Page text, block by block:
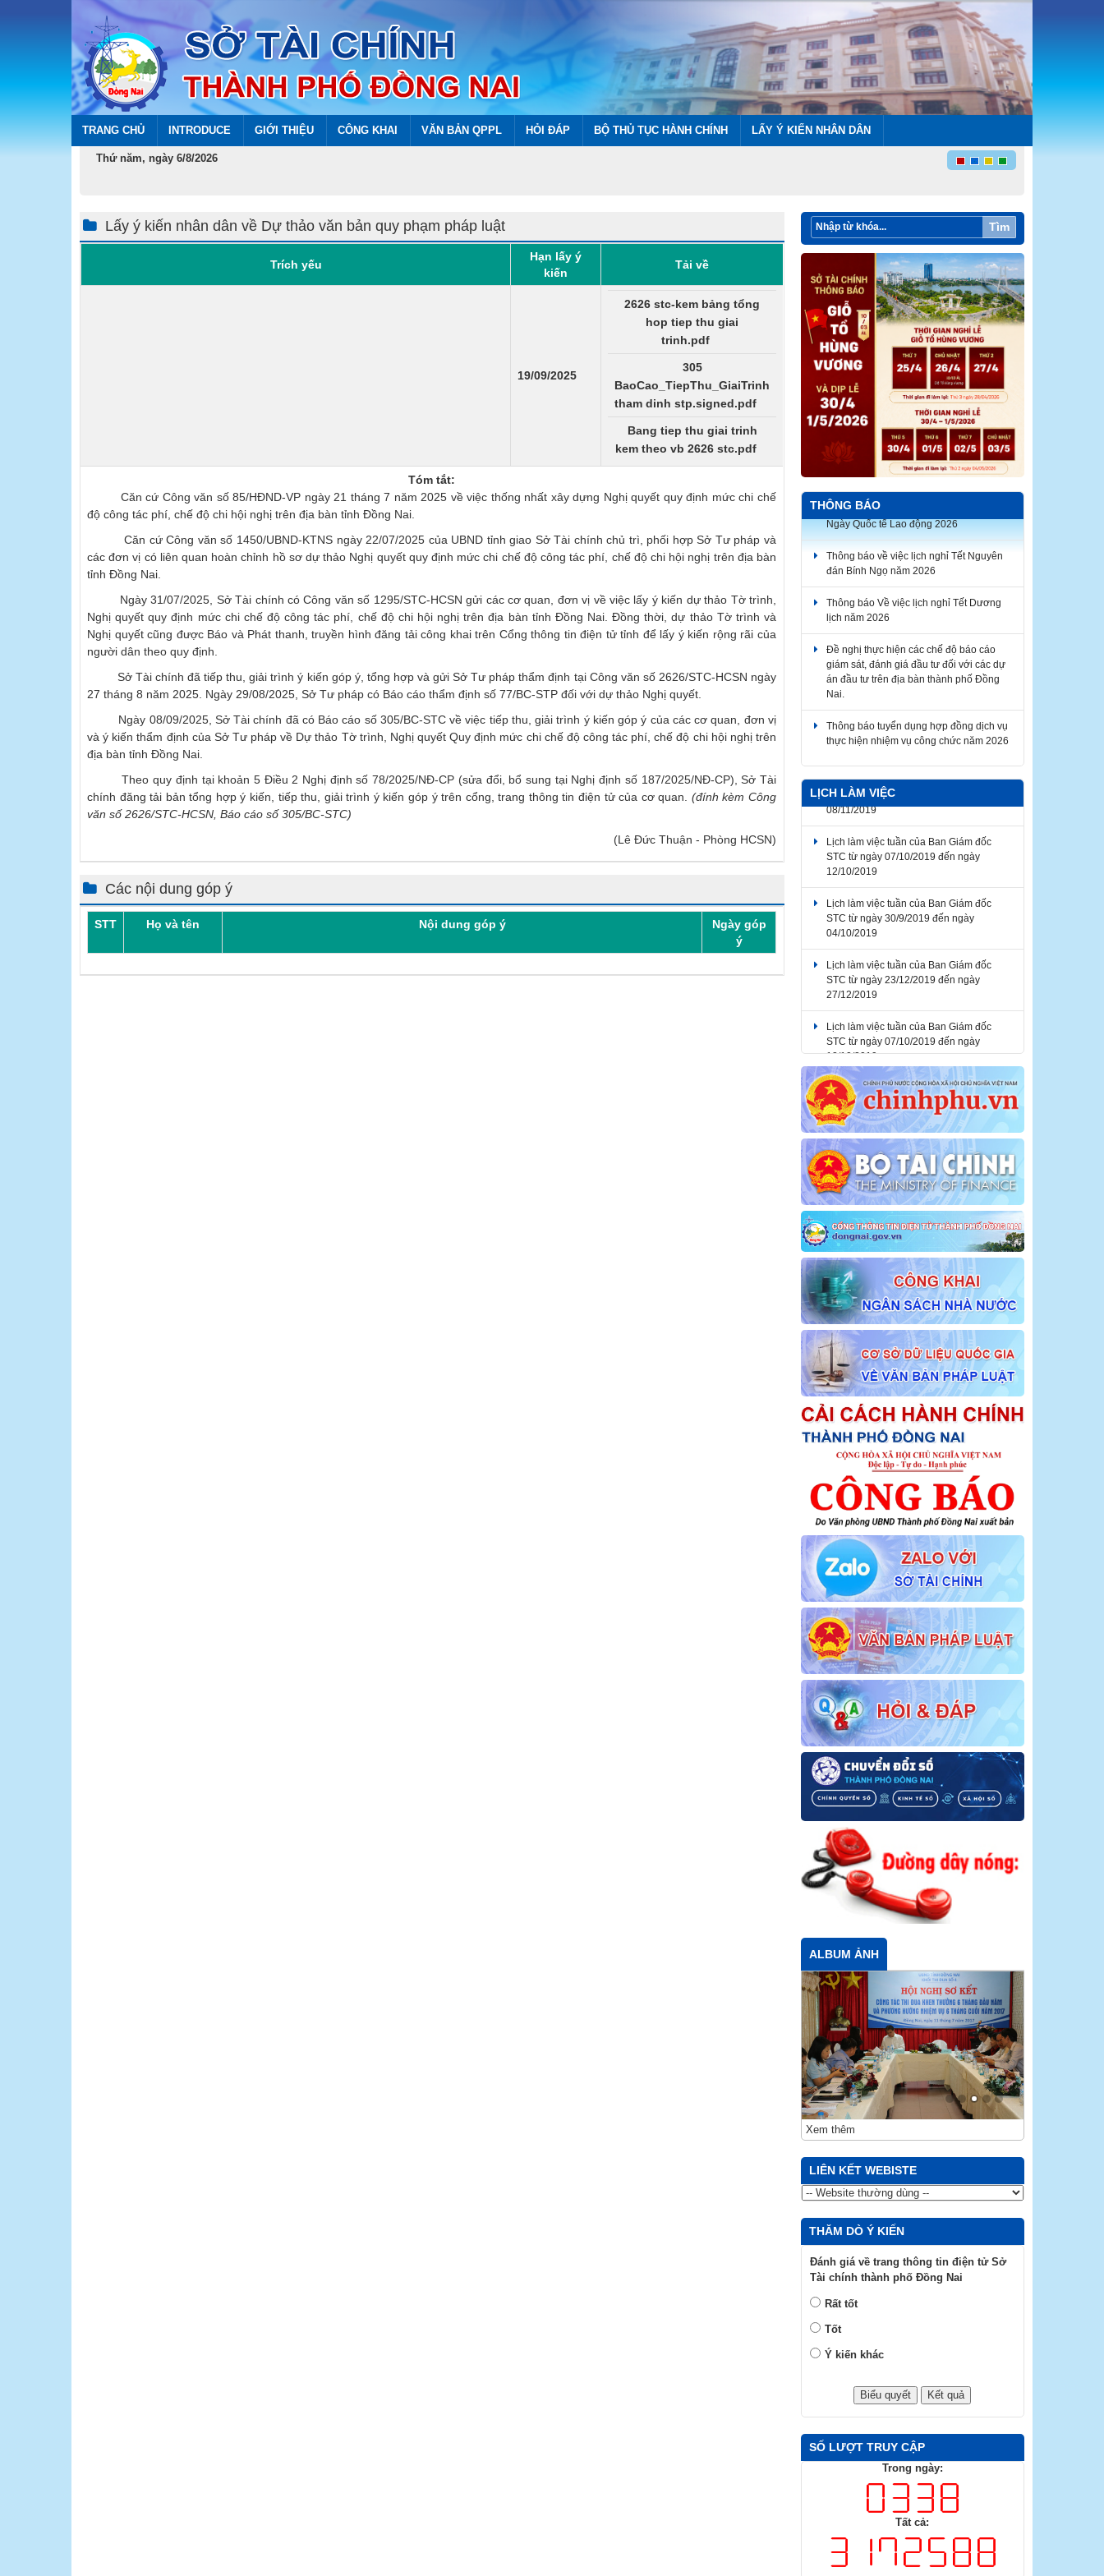
TRANG CHỦ INTRODUCE GIỚI THIỆU CÔNG KHAI VĂN BẢN QPPL HỎI ĐÁP BỘ THỦ TỤC HÀNH CHÍNH LẤY Ý KIẾN NHÂN DÂN
Thứ năm, ngày 6/8/2026
Tìm
Lấy ý kiến nhân dân về Dự thảo văn bản quy phạm pháp luật
Trích yếu
Hạn lấy ý
kiến
Tải về
19/09/2025
2626 stc-kem bảng tổng
hop tiep thu giai
trinh.pdf
305
BaoCao_TiepThu_GiaiTrinh
tham dinh stp.signed.pdf
Bang tiep thu giai trinh
kem theo vb 2626 stc.pdf
Tóm tắt:
Căn cứ Công văn số 85/HĐND-VP ngày 21 tháng 7 năm 2025 về việc thống nhất xây dựng Nghị quyết quy định mức chi chế
độ công tác phí, chế độ chi hội nghị trên địa bàn tỉnh Đồng Nai.
Căn cứ Công văn số 1450/UBND-KTNS ngày 22/07/2025 của UBND tỉnh giao Sở Tài chính chủ trì, phối hợp Sở Tư pháp và
các đơn vị có liên quan hoàn chỉnh hồ sơ dự thảo Nghị quyết quy định mức chi chế độ công tác phí, chế độ chi hội nghị trên địa bàn
tỉnh Đồng Nai.
Ngày 31/07/2025, Sở Tài chính có Công văn số 1295/STC-HCSN gửi các cơ quan, đơn vị về việc lấy ý kiến dự thảo Tờ trình,
Nghị quyết quy định mức chi chế độ công tác phí, chế độ chi hội nghị trên địa bàn tỉnh Đồng Nai. Đồng thời, dự thảo Tờ trình và
Nghị quyết cũng được Báo và Phát thanh, truyền hình đăng tải công khai trên Cổng thông tin điện tử tỉnh để lấy ý kiến rộng rãi của
người dân theo quy định.
Sở Tài chính đã tiếp thu, giải trình ý kiến góp ý, tổng hợp và gửi Sở Tư pháp thẩm định tại Công văn số 2626/STC-HCSN ngày
27 tháng 8 năm 2025. Ngày 29/08/2025, Sở Tư pháp có Báo cáo thẩm định số 77/BC-STP đối với dự thảo Nghị quyết.
Ngày 08/09/2025, Sở Tài chính đã có Báo cáo số 305/BC-STC về việc tiếp thu, giải trình ý kiến góp ý của các cơ quan, đơn vị
và ý kiến thẩm định của Sở Tư pháp về Dự thảo Tờ trình, Nghị quyết Quy định mức chi chế độ công tác phí, chế độ chi hội nghị trên
địa bàn tỉnh Đồng Nai.
Theo quy định tại khoản 5 Điều 2 Nghị định số 78/2025/NĐ-CP (sửa đổi, bổ sung tại Nghị định số 187/2025/NĐ-CP), Sở Tài
chính đăng tải bản tổng hợp ý kiến, tiếp thu, giải trình ý kiến góp ý trên cổng, trang thông tin điện tử của cơ quan. (đính kèm Công
văn số 2626/STC-HCSN, Báo cáo số 305/BC-STC)
(​​Lê Đức Thuận - Phòng HCSN)
Các nội dung góp ý
STT Họ và tên Nội dung góp ý
Ngày góp
ý
THÔNG BÁO
Thông báo về việc lịch nghỉ Tết Nguyên
Thông báo Về việc lịch nghỉ Tết Dương
Đề nghị thực hiện các chế độ báo cáo
án đầu tư trên địa bàn thành phố Đồng
Nai.
Thông báo tuyển dụng hợp đồng dịch vụ
Thông báo về thời gian nghỉ lễ Giỗ Tổ
phóng miền Nam thống nhất đất nước,
Ngày Quốc tế Lao động 2026
LỊCH LÀM VIỆC
Lịch làm việc tuần của Ban Giám đốc
12/10/2019
Lịch làm việc tuần của Ban Giám đốc
04/10/2019
Lịch làm việc tuần của Ban Giám đốc
27/12/2019
Lịch làm việc tuần của Ban Giám đốc
12/10/2019
STC từ ngày 04/11/2019 đến ngày
08/11/2019
ALBUM ẢNH
Xem thêm
LIÊN KẾT WEBISTE
THĂM DÒ Ý KIẾN
Đánh giá về trang thông tin điện tử Sở
Tài chính thành phố Đồng Nai
Rất tốt
Tốt
Ý kiến khác
SỐ LƯỢT TRUY CẬP
Trong ngày:
Tất cả: